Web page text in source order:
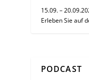
15.09. –
Erleben Sie auf
PODCAST